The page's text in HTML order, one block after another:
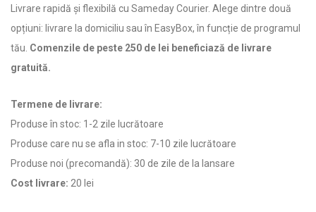
Livrare rapidă și flexibilă cu Sameday Courier. Alege dintre două
opțiuni: livrare la domiciliu sau în EasyBox, în funcție de programul
tău. Comenzile de peste 250 de lei beneficiază de livrare
gratuită.
Termene de livrare:
Produse în stoc: 1-2 zile lucrătoare
Produse care nu se afla in stoc: 7-10 zile lucrătoare
Produse noi (precomandă): 30 de zile de la lansare
Cost livrare: 20 lei